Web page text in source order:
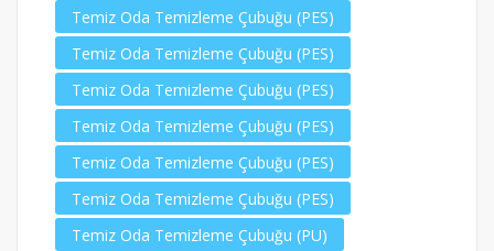
Temiz Oda Temizleme Çubuğu (PES)
Temiz Oda Temizleme Çubuğu (PES)
Temiz Oda Temizleme Çubuğu (PES)
Temiz Oda Temizleme Çubuğu (PES)
Temiz Oda Temizleme Çubuğu (PES)
Temiz Oda Temizleme Çubuğu (PES)
Temiz Oda Temizleme Çubuğu (PU)